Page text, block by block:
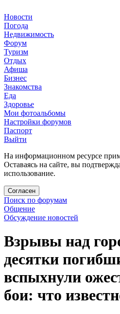
Новости
Погода
Недвижимость
Форум
Туризм
Отдых
Афиша
Бизнес
Знакомства
Еда
Здоровье
Мои фотоальбомы
Настройки форумов
Паспорт
Выйти
На информационном ресурсе
Оставаясь на сайте, вы
использование.
Согласен
Поиск по форумам
Общение
Обсуждение новостей
Взрывы над
десятки
вспыхнули
бои: что